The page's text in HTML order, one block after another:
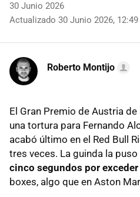
30 Junio 2026
Actualizado 30 Junio 2026, 12:49
Roberto Montijo
El Gran Premio de Austria
una tortura para Fernando
acabó último en el Red Bull
tres veces. La guinda la puso
cinco segundos por
boxes, algo que en Aston